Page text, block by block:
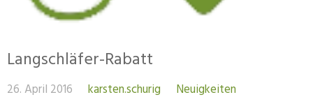
Langschläfer-Rabatt
26. April 2016 karsten.schurig
Neuigkeiten